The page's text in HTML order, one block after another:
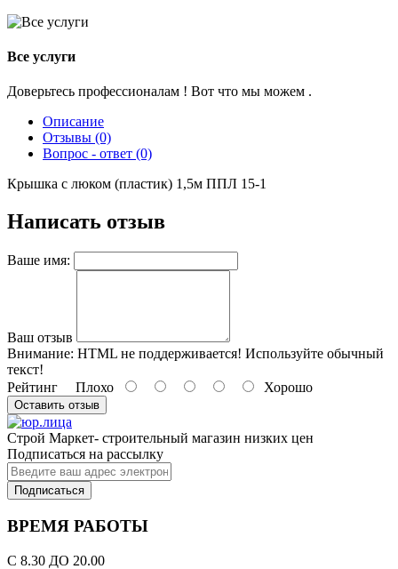
Все услуги
Доверьтесь профессионалам ! Вот что мы можем .
Описание
Отзывы (0)
Вопрос - ответ (0)
Крышка с люком (пластик) 1,5м ППЛ 15-1
Написать отзыв
Ваше имя:
Ваш отзыв
Внимание: HTML не поддерживается! Используйте обычный
текст!
Рейтинг Плохо Хорошо
Оставить отзыв
Строй Маркет- строительный магазин низких цен
Подписаться на рассылку
Подписаться
ВРЕМЯ РАБОТЫ
С 8.30 ДО 20.00